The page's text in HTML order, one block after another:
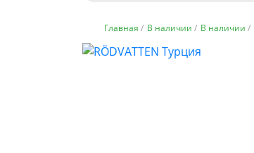
Главная / В наличии / В наличии /